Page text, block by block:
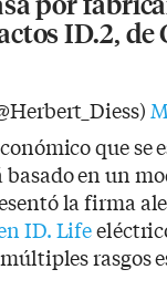
ID.2, de
que se
basado en un
la firma
ID. Life
rasgos